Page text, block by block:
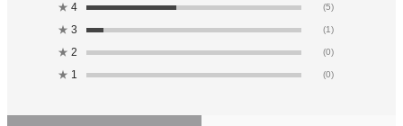
★ 4 (5)
★ 3 (1)
★ 2 (0)
★ 1 (0)